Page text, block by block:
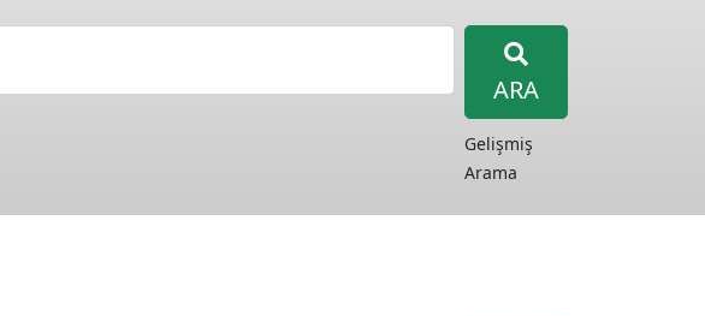
ARA
Gelişmiş
Arama